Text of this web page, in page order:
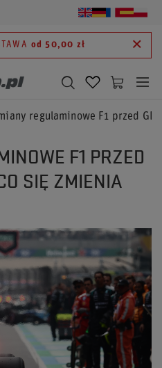
od 50,00 zł
regulaminowe F1 przed
F1 PRZED
SIĘ ZMIENIA